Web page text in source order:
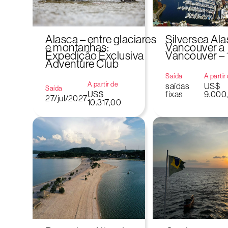
Alasca – entre glaciares
e montanhas:
Expedição Exclusiva
Adventure Club
Saída
27/jul/2027
A partir de
US$
10.317,00
Silversea
Vancouver a
Vancouver –
Saída
saídas
fixas
A partir
US$